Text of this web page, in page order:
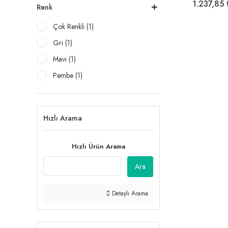
Renk
Çok Renkli (1)
Gri (1)
Mavi (1)
Pembe (1)
Hızlı Arama
Hızlı Ürün Arama
Ara
Detaylı Arama
1.237,85